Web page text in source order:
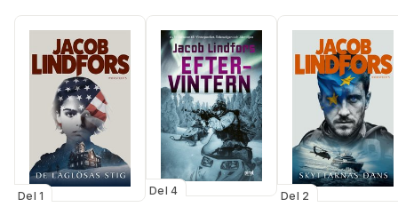
Del 1 Del 4 Del 2